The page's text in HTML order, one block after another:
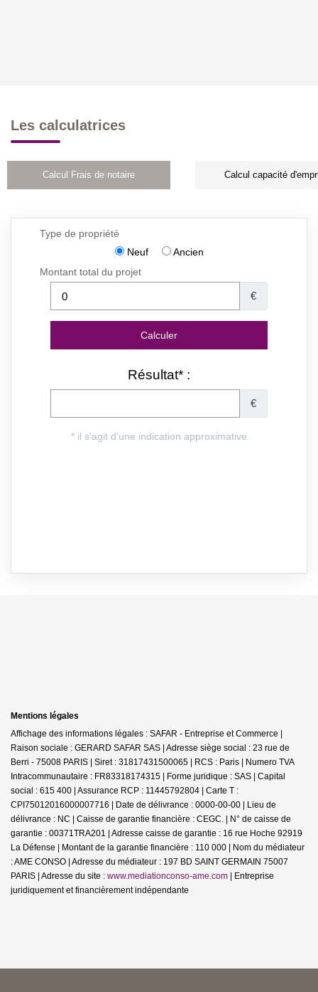
Les calculatrices
Calcul Frais de notaire Calcul capacité
Mentions légales
Affichage des informations légales : SAFAR - Entreprise et Commerce |
Raison sociale : GERARD SAFAR SAS | Adresse siège social : 23 rue de
Berri - 75008 PARIS | Siret : 31817431500065 | RCS : Paris | Numero TVA
Intracommunautaire : FR83318174315 | Forme juridique : SAS | Capital
social : 615 400 | Assurance RCP : 11445792804 | Carte T :
CPI75012016000007716 | Date de délivrance : 0000-00-00 | Lieu de
délivrance : NC | Caisse de garantie financière : CEGC. | N° de caisse de
garantie : 00371TRA201 | Adresse caisse de garantie : 16 rue Hoche 92919
La Défense | Montant de la garantie financière : 110 000 | Nom du médiateur
: AME CONSO | Adresse du médiateur : 197 BD SAINT GERMAIN 75007
PARIS | Adresse du site : www.mediationconso-ame.com | Entreprise
juridiquement et financièrement indépendante